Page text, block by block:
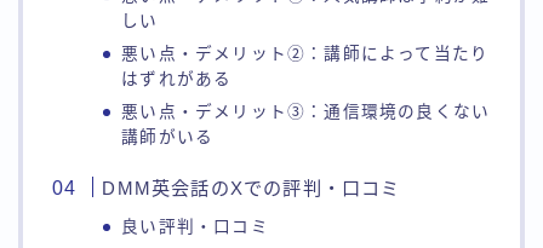
しい
悪い点・デメリット②：講師によって当たり
はずれがある
悪い点・デメリット③：通信環境の良くない
講師がいる
DMM英会話のXでの評判・口コミ
良い評判・口コミ